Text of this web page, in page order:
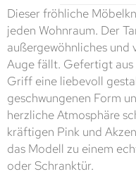
Dieser fröhliche
jeden Wohnraum. Der
außergewöhnliches und
Auge fällt. Gefertigt
Griff eine liebevoll
geschwungenen Form
herzliche Atmosphäre
kräftigen Pink und
das Modell zu einem
oder Schranktür.